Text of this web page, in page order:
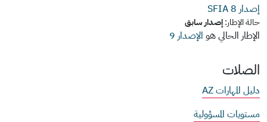
إصدار SFIA 8
حالة الإطار:إصدار سابق
الإطار الحالي هو الإصدار 9
الصلات
دليل المهارات AZ
مستويات المسؤولية